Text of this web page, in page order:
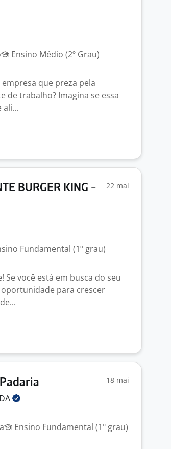
Ensino Médio (2º Grau)
que preza pela
de trabalho? Imagina se essa
BURGER KING -
22 mai
Fundamental (1º grau)
você está em busca do seu
para crescer
18 mai
Ensino Fundamental (1º grau)